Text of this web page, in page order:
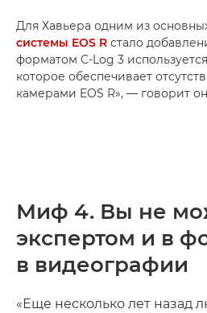
Для Хавьера одним из
системы EOS R стало
форматом C-Log 3
которое обеспечивает
камерами EOS R», — говорит
Миф 4. Вы не
экспертом и в
в видеографии
«Еще несколько лет назад